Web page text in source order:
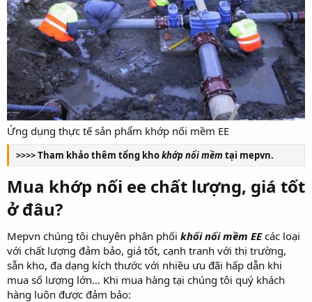
Ứng dụng thực tế sản phẩm khớp nối mềm EE
>>>> Tham khảo thêm tổng khokhớp nối mềm tại mepvn.
Mua khớp nối ee chất lượng, giá tốt
ở đâu?
Mepvn chúng tôi chuyên phân phối khối nối mềm EEcác loại
với chất lượng đảm bảo, giá tốt, cạnh tranh với thị trường,
sẵn kho, đa dạng kích thước với nhiều ưu đãi hấp dẫn khi
mua số lượng lớn… Khi mua hàng tại chúng tôi quý khách
hàng luôn được đảm bảo: